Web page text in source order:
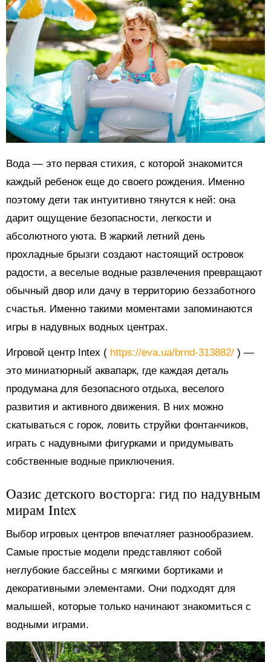
Вода — это первая стихия, с которой знакомится
каждый ребенок еще до своего рождения. Именно
поэтому дети так интуитивно тянутся к ней: она
дарит ощущение безопасности, легкости и
абсолютного уюта. В жаркий летний день
прохладные брызги создают настоящий островок
радости, а веселые водные развлечения превращают
обычный двор или дачу в территорию беззаботного
счастья. Именно такими моментами запоминаются
игры в надувных водных центрах.
Игровой центр Intex ( https://eva.ua/brnd-313882/ ) —
это миниатюрный аквапарк, где каждая деталь
продумана для безопасного отдыха, веселого
развития и активного движения. В них можно
скатываться с горок, ловить струйки фонтанчиков,
играть с надувными фигурками и придумывать
собственные водные приключения.
Оазис детского восторга: гид по надувным
мирам Intex
Выбор игровых центров впечатляет разнообразием.
Самые простые модели представляют собой
неглубокие бассейны с мягкими бортиками и
декоративными элементами. Они подходят для
малышей, которые только начинают знакомиться с
водными играми.